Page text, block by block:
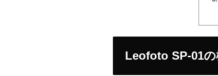
Leofoto SP-01の